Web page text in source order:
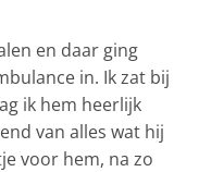
en daar ging
in. Ik zat bij
ik hem heerlijk
van alles wat hij
voor hem, na zo